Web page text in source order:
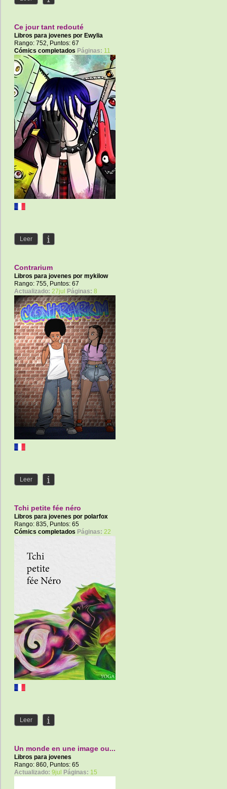
Ce jour tant redouté
Libros para jovenes por Ewylia
Rango: 752, Puntos: 67
Cómics completados Páginas: 11
Leer
Contrarium
Libros para jovenes por mykilow
Rango: 755, Puntos: 67
Actualizado: 27jul Páginas: 8
Leer
Tchi petite fée néro
Libros para jovenes por polarfox
Rango: 835, Puntos: 65
Cómics completados Páginas: 22
Leer
Un monde en une image ou...
Libros para jovenes
Rango: 860, Puntos: 65
Actualizado: 9jul Páginas: 15